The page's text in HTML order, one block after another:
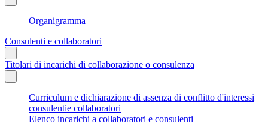
Organigramma
Consulenti e collaboratori
Titolari di incarichi di collaborazione o consulenza
Curriculum e dichiarazione di assenza di conflitto d'interessi
consulentie collaboratori
Elenco incarichi a collaboratori e consulenti